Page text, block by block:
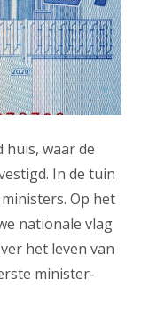
huis, waar de
In de tuin
Op het
nationale vlag
het leven van
minister-